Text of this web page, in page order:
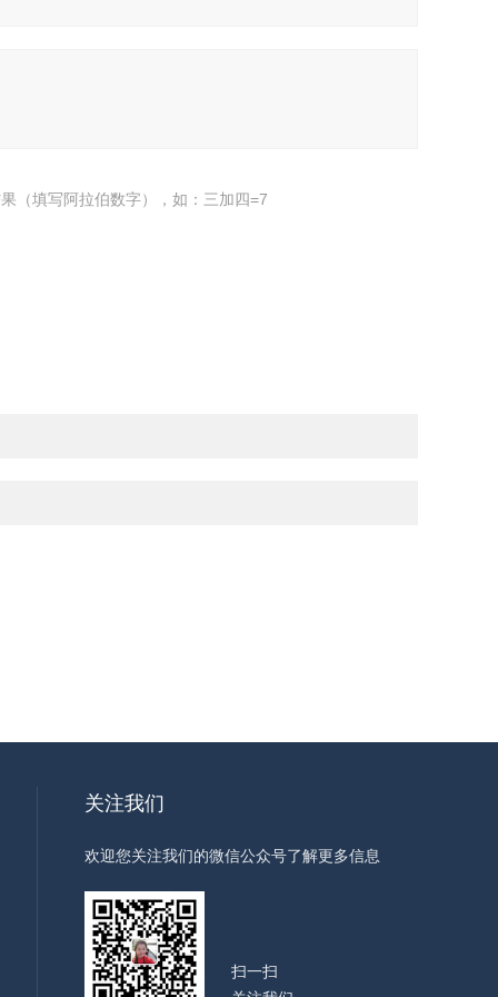
（填写阿拉伯数字），如：三加四=7
关注我们
欢迎您关注我们的微信公众号了解更多信息
扫一扫